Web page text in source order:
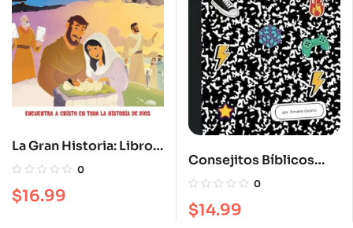
La Gran Historia: Libro
Interactivo de Relatos
0
$16.99
Consejitos Bíblicos
para Jóvenes
0
$14.99